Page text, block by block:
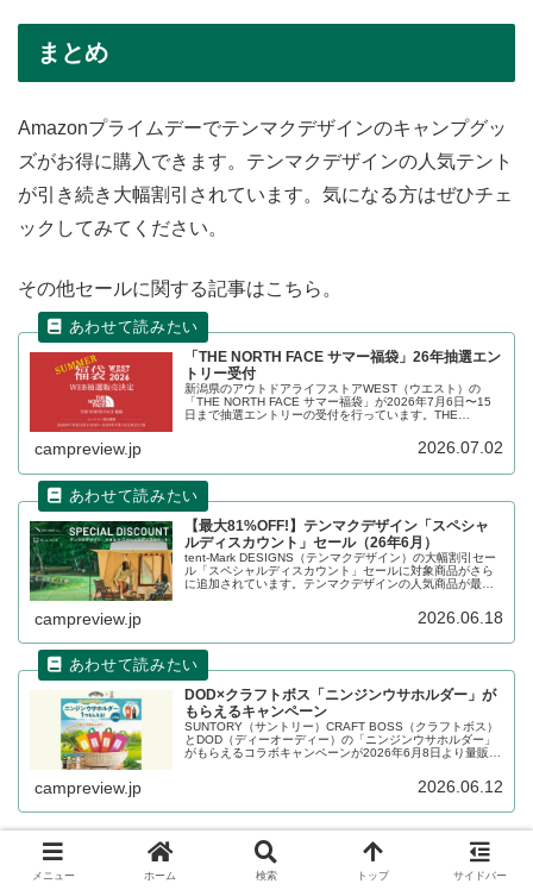
まとめ
Amazonプライムデーでテンマクデザインのキャンプグッ
ズがお得に購入できます。テンマクデザインの人気テント
が引き続き大幅割引されています。気になる方はぜひチェ
ックしてみてください。
その他セールに関する記事はこちら。
「THE NORTH FACE サマー福袋」26年抽選エン
トリー受付
新潟県のアウトドアライフストアWEST（ウエスト）の
「THE NORTH FACE サマー福袋」が2026年7月6日〜15
日まで抽選エントリーの受付を行っています。THE
Mサイズ、Lサイズ、XLサイズの3サイズ販売されます。詳
campreview.jp 2026.07.02
【最大81%OFF!】テンマクデザイン「スペシャ
ルディスカウント」セール（26年6月）
tent-Mark DESIGNS（テンマクデザイン）の大幅割引セー
ル「スペシャルディスカウント」セールに対象商品がさら
に追加されています。テンマクデザインの人気商品が最大
campreview.jp 2026.06.18
DOD×クラフトボス「ニンジンウサホルダー」が
もらえるキャンペーン
SUNTORY（サントリー）CRAFT BOSS（クラフトボス）
とDOD（ディーオーディー）の「ニンジンウサホルダー」
がもらえるコラボキャンペーンが2026年6月8日より量販店
購入可能店舗など、詳細をレビューします。
campreview.jp 2026.06.12
メニュー ホーム 検索 トップ サイドバー